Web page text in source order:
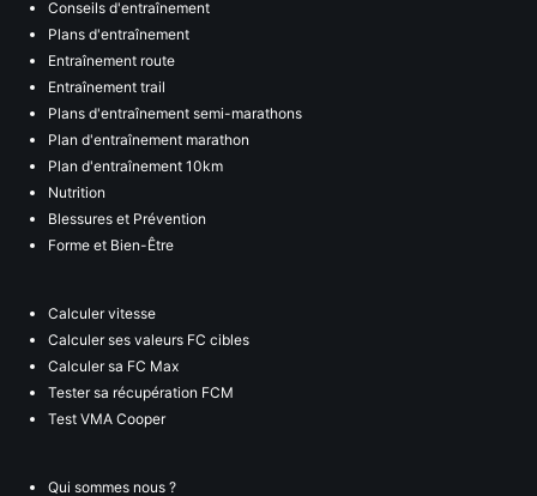
Conseils d'entraînement
Plans d'entraînement
Entraînement route
Entraînement trail
Plans d'entraînement semi-marathons
Plan d'entraînement marathon
Plan d'entraînement 10km
Nutrition
Blessures et Prévention
Forme et Bien-Être
Calculer vitesse
Calculer ses valeurs FC cibles
Calculer sa FC Max
Tester sa récupération FCM
Test VMA Cooper
Qui sommes nous ?